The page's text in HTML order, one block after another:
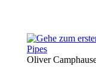
Pipes
Oliver